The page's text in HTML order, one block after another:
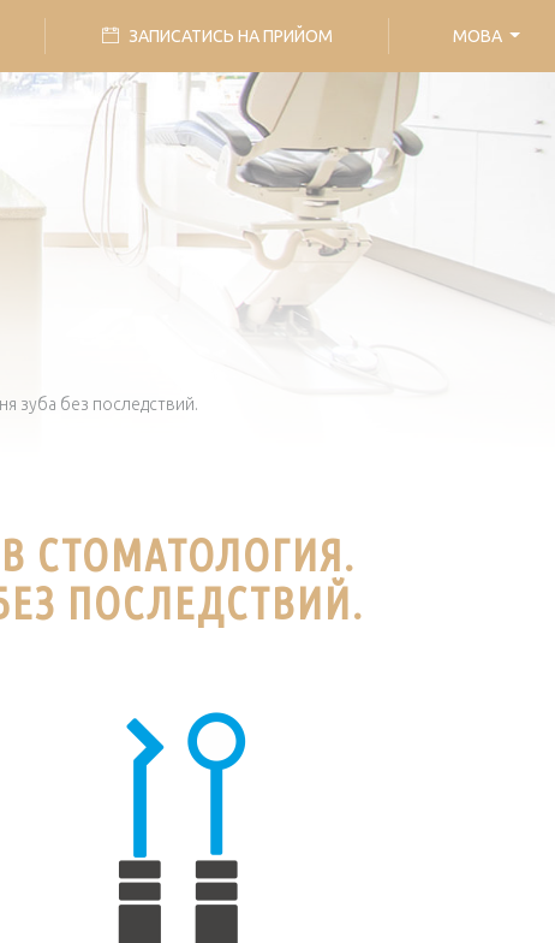
ЗАПИСАТИСЬ НА ПРИЙОМ МОВА
зуба без последствий.
СТОМАТОЛОГИЯ.
ПОСЛЕДСТВИЙ.